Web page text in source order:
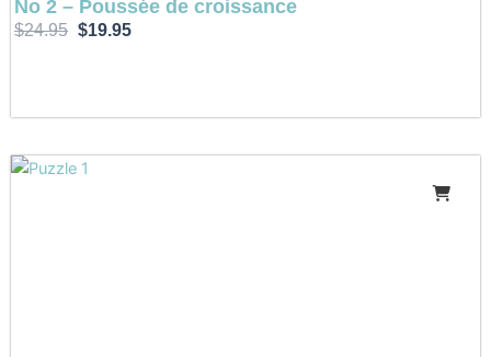
No 2 – Poussée de croissance
$24.95 $19.95